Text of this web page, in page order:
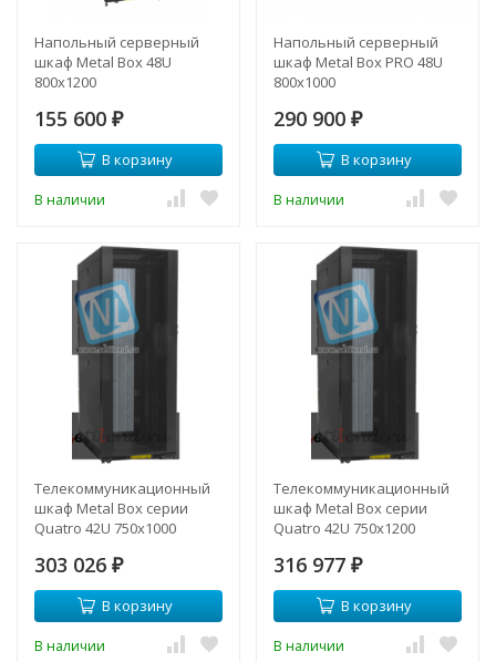
Напольный серверный
шкаф Metal Box 48U
800х1200
155 600 ₽
В корзину
В наличии
Напольный серверный
шкаф Metal Box PRO 48U
800х1000
290 900 ₽
В корзину
В наличии
Телекоммуникационный
шкаф Metal Box серии
Quatro 42U 750х1000
303 026 ₽
В корзину
В наличии
Телекоммуникационный
шкаф Metal Box серии
Quatro 42U 750х1200
316 977 ₽
В корзину
В наличии